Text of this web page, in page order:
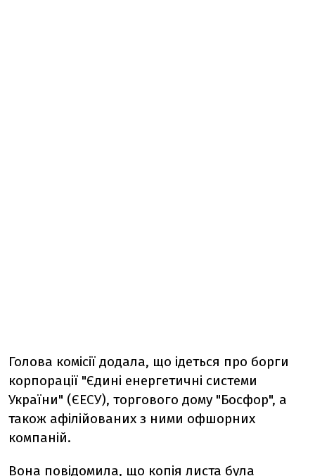
Голова комісії додала, що ідеться про борги
корпорації "Єдині енергетичні системи
України" (ЄЕСУ), торгового дому "Босфор", а
також афілійованих з ними офшорних
компаній.
Вона повідомила, що копія листа була